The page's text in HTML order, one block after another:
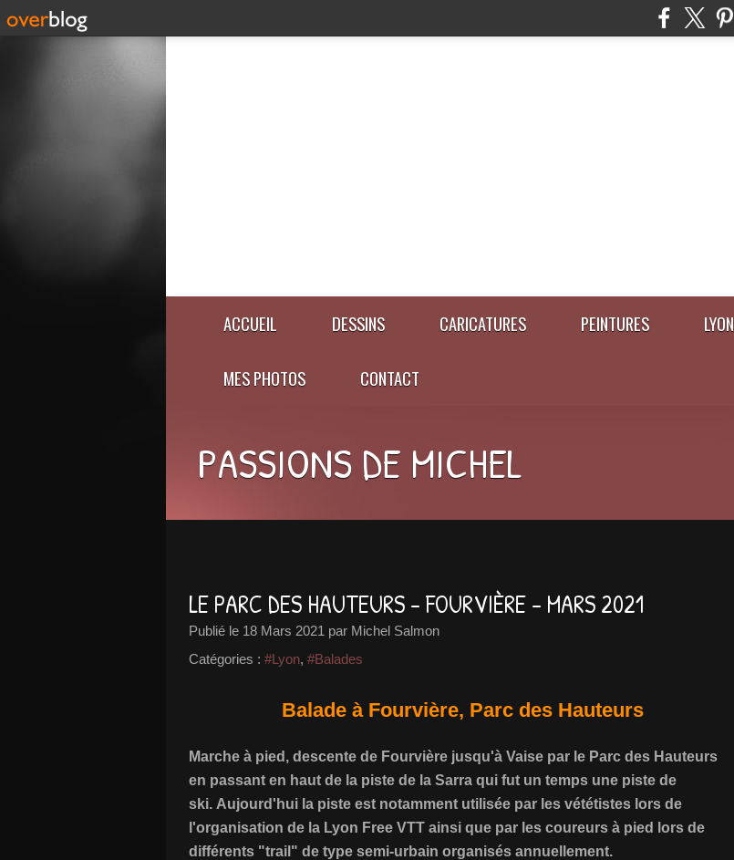
ACCUEIL DESSINS CARICATURES PEINTURES LYON
MES PHOTOS CONTACT
PASSIONS DE MICHEL
LE PARC DES HAUTEURS - FOURVIÈRE - MARS 2021
Publié le 18 Mars 2021 par Michel Salmon
Catégories : #Lyon, #Balades
Balade à Fourvière, Parc des Hauteurs
Marche à pied, descente de Fourvière jusqu'à Vaise par le Parc des Hauteurs
en passant en haut de la piste de la Sarra qui fut un temps une piste de
ski. Aujourd'hui la piste est notamment utilisée par les vététistes lors de
l'organisation de la Lyon Free VTT ainsi que par les coureurs à pied lors de
différents "trail" de type semi-urbain organisés annuellement.